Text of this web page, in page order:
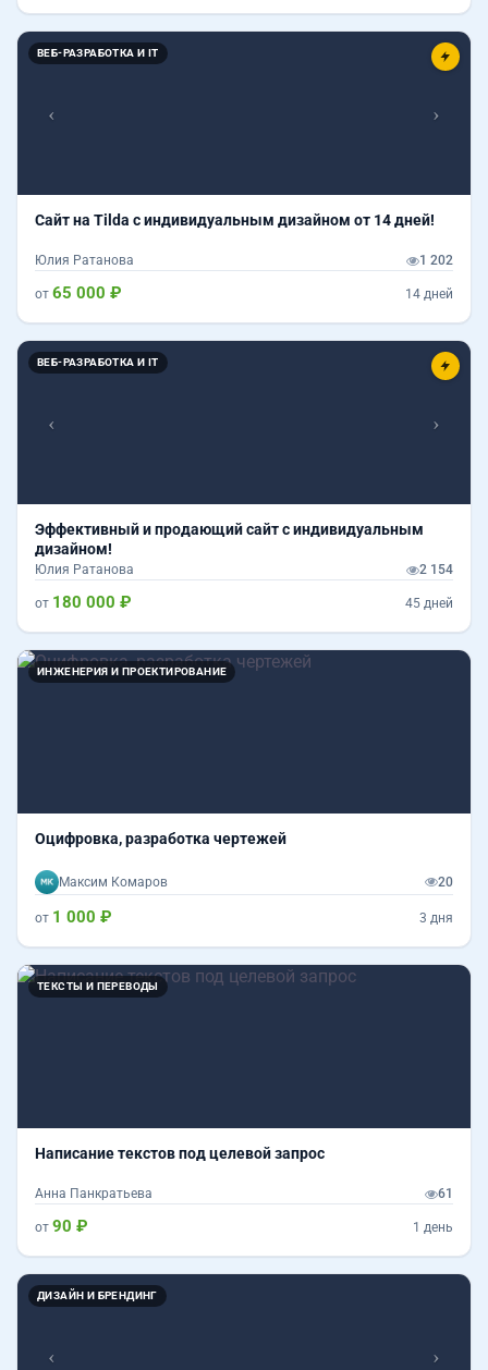
ВЕБ-РАЗРАБОТКА И IT
Назад
Сайт на Tilda с индивидуальным дизайном от 14 дней!
Юлия Ратанова 1 202
от 65 000 ₽ 14 дней
ВЕБ-РАЗРАБОТКА И IT
Назад
Эффективный и продающий сайт с индивидуальным
дизайном!
Юлия Ратанова 2 154
от 180 000 ₽ 45 дней
ИНЖЕНЕРИЯ И ПРОЕКТИРОВАНИЕ
Оцифровка, разработка чертежей
Максим Комаров 20
от 1 000 ₽ 3 дня
ТЕКСТЫ И ПЕРЕВОДЫ
Написание текстов под целевой запрос
Анна Панкратьева 61
от 90 ₽ 1 день
ДИЗАЙН И БРЕНДИНГ
Назад